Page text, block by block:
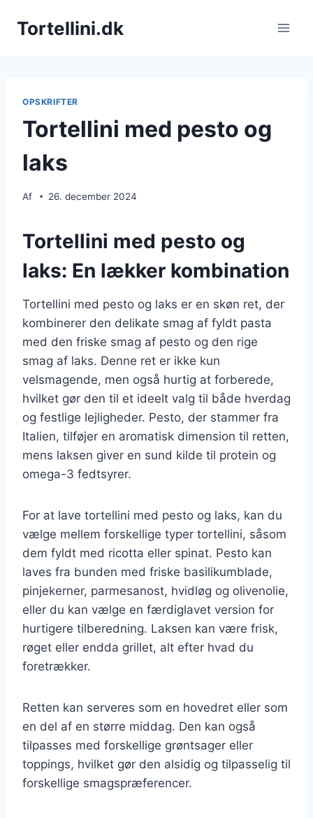
Tortellini.dk
OPSKRIFTER
Tortellini med pesto og
laks
Af 26. december 2024
Tortellini med pesto og
laks: En lækker kombination
Tortellini med pesto og laks er en skøn ret, der
kombinerer den delikate smag af fyldt pasta
med den friske smag af pesto og den rige
smag af laks. Denne ret er ikke kun
velsmagende, men også hurtig at forberede,
hvilket gør den til et ideelt valg til både hverdag
og festlige lejligheder. Pesto, der stammer fra
Italien, tilføjer en aromatisk dimension til retten,
mens laksen giver en sund kilde til protein og
omega-3 fedtsyrer.
For at lave tortellini med pesto og laks, kan du
vælge mellem forskellige typer tortellini, såsom
dem fyldt med ricotta eller spinat. Pesto kan
laves fra bunden med friske basilikumblade,
pinjekerner, parmesanost, hvidløg og olivenolie,
eller du kan vælge en færdiglavet version for
hurtigere tilberedning. Laksen kan være frisk,
røget eller endda grillet, alt efter hvad du
foretrækker.
Retten kan serveres som en hovedret eller som
en del af en større middag. Den kan også
tilpasses med forskellige grøntsager eller
toppings, hvilket gør den alsidig og tilpasselig til
forskellige smagspræferencer.